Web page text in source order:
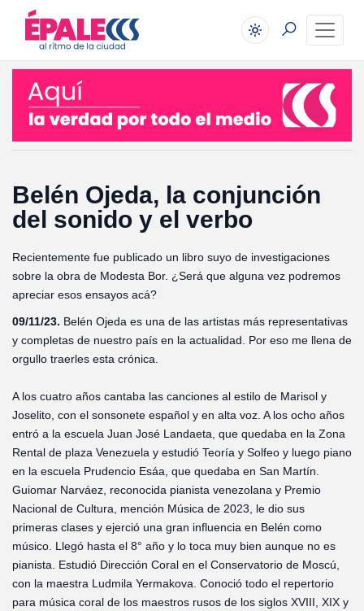
Belén Ojeda, la conjunción
del sonido y el verbo
Recientemente fue publicado un libro suyo de investigaciones
sobre la obra de Modesta Bor. ¿Será que alguna vez podremos
apreciar esos ensayos acá?
09/11/23. Belén Ojeda es una de las artistas más representativas
y completas de nuestro país en la actualidad. Por eso me llena de
orgullo traerles esta crónica.
A los cuatro años cantaba las canciones al estilo de Marisol y
Joselito, con el sonsonete español y en alta voz. A los ocho años
entró a la escuela Juan José Landaeta, que quedaba en la Zona
Rental de plaza Venezuela y estudió Teoría y Solfeo y luego piano
en la escuela Prudencio Esáa, que quedaba en San Martín.
Guiomar Narváez, reconocida pianista venezolana y Premio
Nacional de Cultura, mención Música de 2023, le dio sus
primeras clases y ejerció una gran influencia en Belén como
músico. Llegó hasta el 8° año y lo toca muy bien aunque no es
pianista. Estudió Dirección Coral en el Conservatorio de Moscú,
con la maestra Ludmila Yermakova. Conoció todo el repertorio
para música coral de los maestros rusos de los siglos XVIII, XIX y